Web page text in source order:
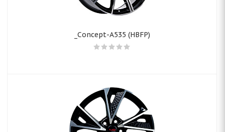
_Concept-A535 (HBFP)